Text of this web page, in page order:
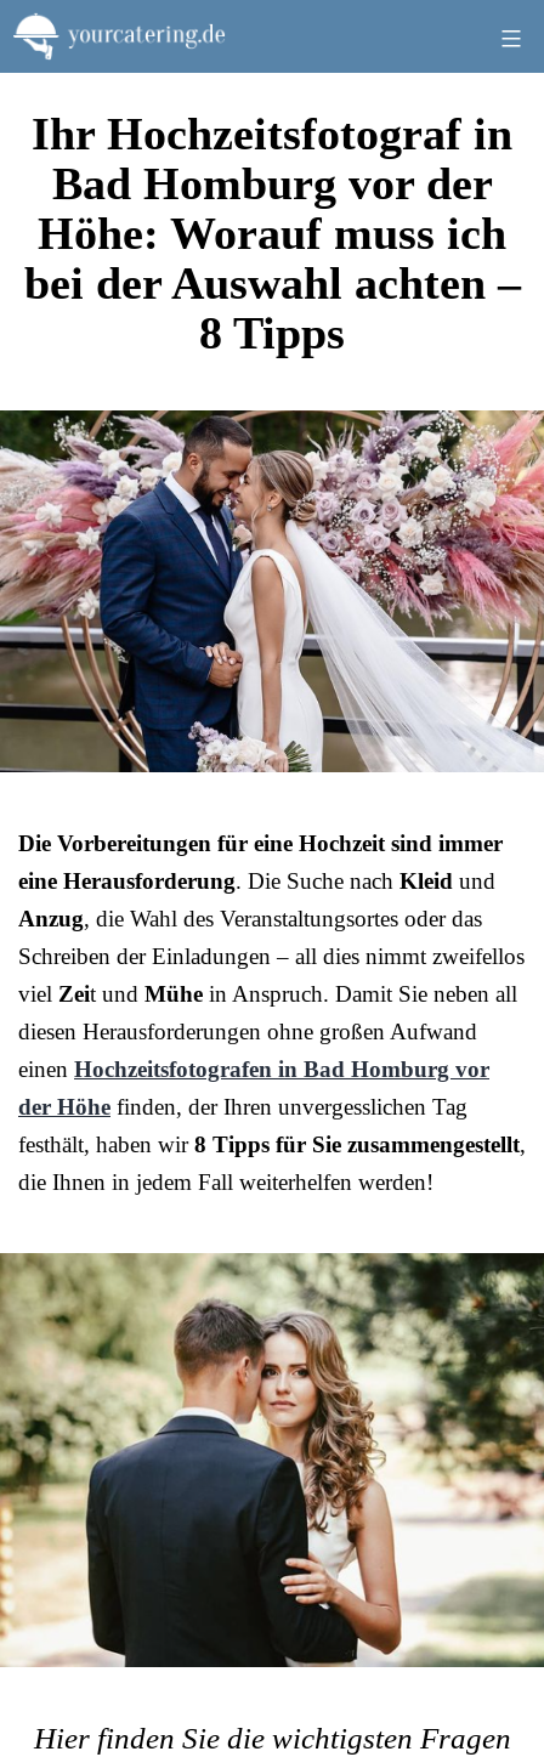
Zum
Inhalt
springen
Ihr Hochzeitsfotograf in
Bad Homburg vor der
Höhe: Worauf muss ich
bei der Auswahl achten –
8 Tipps
Die Vorbereitungen für eine Hochzeit sind immer
eine Herausforderung. Die Suche nach Kleid und
Anzug, die Wahl des Veranstaltungsortes oder das
Schreiben der Einladungen – all dies nimmt zweifellos
viel Zeit und Mühe in Anspruch. Damit Sie neben all
diesen Herausforderungen ohne großen Aufwand
einen Hochzeitsfotografen in Bad Homburg vor
der Höhe finden, der Ihren unvergesslichen Tag
festhält, haben wir8 Tipps für Sie zusammengestellt,
die Ihnen in jedem Fall weiterhelfen werden!
Hier finden Sie die wichtigsten Fragen